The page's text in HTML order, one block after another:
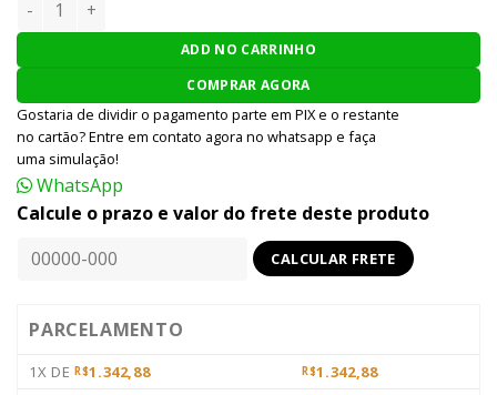
ADD NO CARRINHO
COMPRAR AGORA
Gostaria de dividir o pagamento parte em PIX e o restante
no cartão? Entre em contato agora no whatsapp e faça
uma simulação!
WhatsApp
Calcule o prazo e valor do frete deste produto
PARCELAMENTO
1X DE R$1.342,88 R$1.342,88